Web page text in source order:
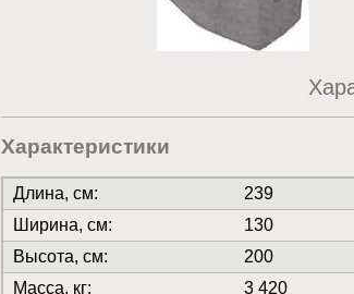
Характеристики
Длина, см:
239
Ширина, см:
130
Высота, см:
200
Масса, кг:
3 420